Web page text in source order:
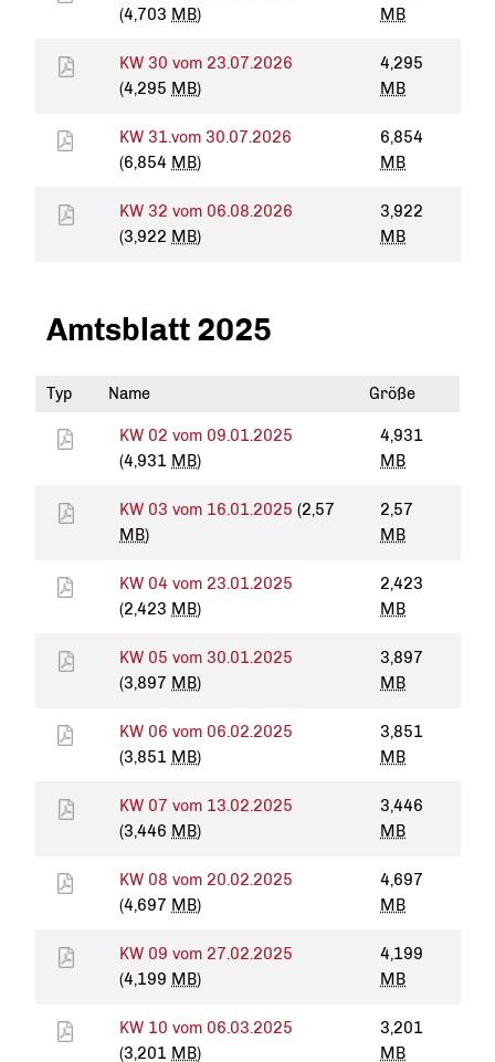
(4,703 MB)
MB
KW 30 vom 23.07.2026
(4,295 MB)
4,295
MB
KW 31.vom 30.07.2026
(6,854 MB)
6,854
MB
KW 32 vom 06.08.2026
(3,922 MB)
3,922
MB
Amtsblatt 2025
Typ Name Größe
KW 02 vom 09.01.2025
(4,931 MB)
4,931
MB
KW 03 vom 16.01.2025 (2,57
MB)
2,57
MB
KW 04 vom 23.01.2025
(2,423 MB)
2,423
MB
KW 05 vom 30.01.2025
(3,897 MB)
3,897
MB
KW 06 vom 06.02.2025
(3,851 MB)
3,851
MB
KW 07 vom 13.02.2025
(3,446 MB)
3,446
MB
KW 08 vom 20.02.2025
(4,697 MB)
4,697
MB
KW 09 vom 27.02.2025
(4,199 MB)
4,199
MB
KW 10 vom 06.03.2025
(3,201 MB)
3,201
MB